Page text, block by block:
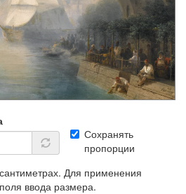
Сохранять
пропорции
Для применения
ввода размера.